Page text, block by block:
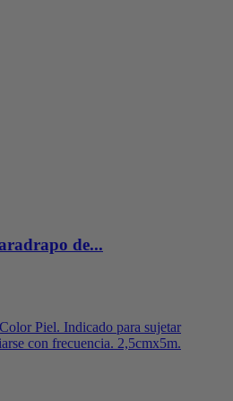
de...
Piel. Indicado para sujetar
con frecuencia. 2,5cmx5m.